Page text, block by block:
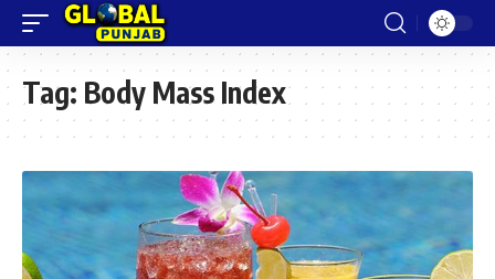
Tag: Body Mass Index